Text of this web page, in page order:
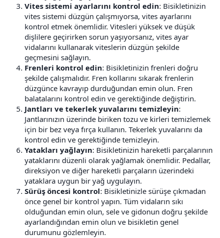
Vites sistemi ayarlarını kontrol edin: Bisikletinizin
vites sistemi düzgün çalışmıyorsa, vites ayarlarını
kontrol etmek önemlidir. Vitesleri yüksek ve düşük
dişlilere geçirirken sorun yaşıyorsanız, vites ayar
vidalarını kullanarak viteslerin düzgün şekilde
geçmesini sağlayın.
Frenleri kontrol edin: Bisikletinizin frenleri doğru
şekilde çalışmalıdır. Fren kollarını sıkarak frenlerin
düzgünce kavrayıp durduğundan emin olun. Fren
balatalarını kontrol edin ve gerektiğinde değiştirin.
Jantları ve tekerlek yuvalarını temizleyin:
Jantlarınızın üzerinde biriken tozu ve kirleri temizlemek
için bir bez veya fırça kullanın. Tekerlek yuvalarını da
kontrol edin ve gerektiğinde temizleyin.
Yatakları yağlayın: Bisikletinizin hareketli parçalarının
yataklarını düzenli olarak yağlamak önemlidir. Pedallar,
direksiyon ve diğer hareketli parçaların üzerindeki
yataklara uygun bir yağ uygulayın.
Sürüş öncesi kontrol: Bisikletinizle sürüşe çıkmadan
önce genel bir kontrol yapın. Tüm vidaların sıkı
olduğundan emin olun, sele ve gidonun doğru şekilde
ayarlandığından emin olun ve bisikletin genel
durumunu gözlemleyin.